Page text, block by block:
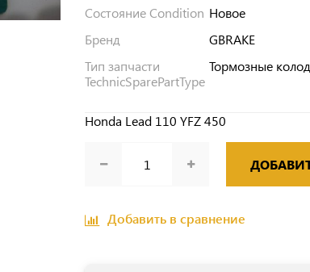
Состояние Condition Новое
Бренд
GBRAKE
Тип запчасти
TechnicSparePartType
Тормозные
Honda Lead 110 YFZ 450
Добавить в сравнение